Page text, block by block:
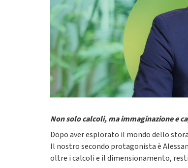
Non solo calcoli, ma immaginazione e
Dopo aver esplorato il mondo dello
Il nostro secondo protagonista è
oltre i calcoli e il dimensionamento,